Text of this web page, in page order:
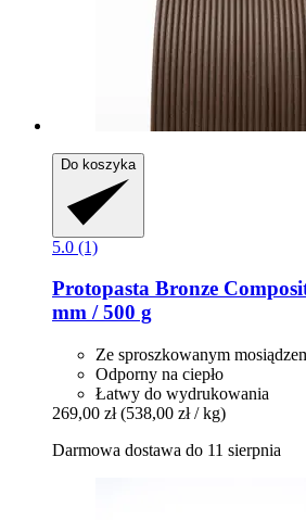
Do koszyka
5.0 (1)
Protopasta Bronze
mm / 500 g
Ze sproszkowanym
Odporny na ciepło
Łatwy do wydrukowania
269,00 zł (538,00 zł / kg)
Darmowa dostawa do 11 sierpnia